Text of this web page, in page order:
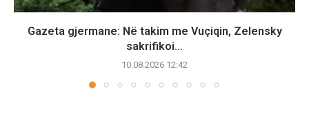
Gazeta gjermane: Në takim me Vuçiqin, Zelensky
sakrifikoi...
10.08.2026 12:42